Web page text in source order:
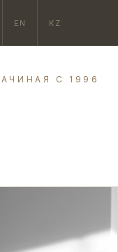
EN KZ
С 1996